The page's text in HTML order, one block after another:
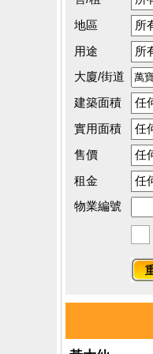
地區
用途
大廈/街道
建築面積
實用面積
售價
租金
物業編號